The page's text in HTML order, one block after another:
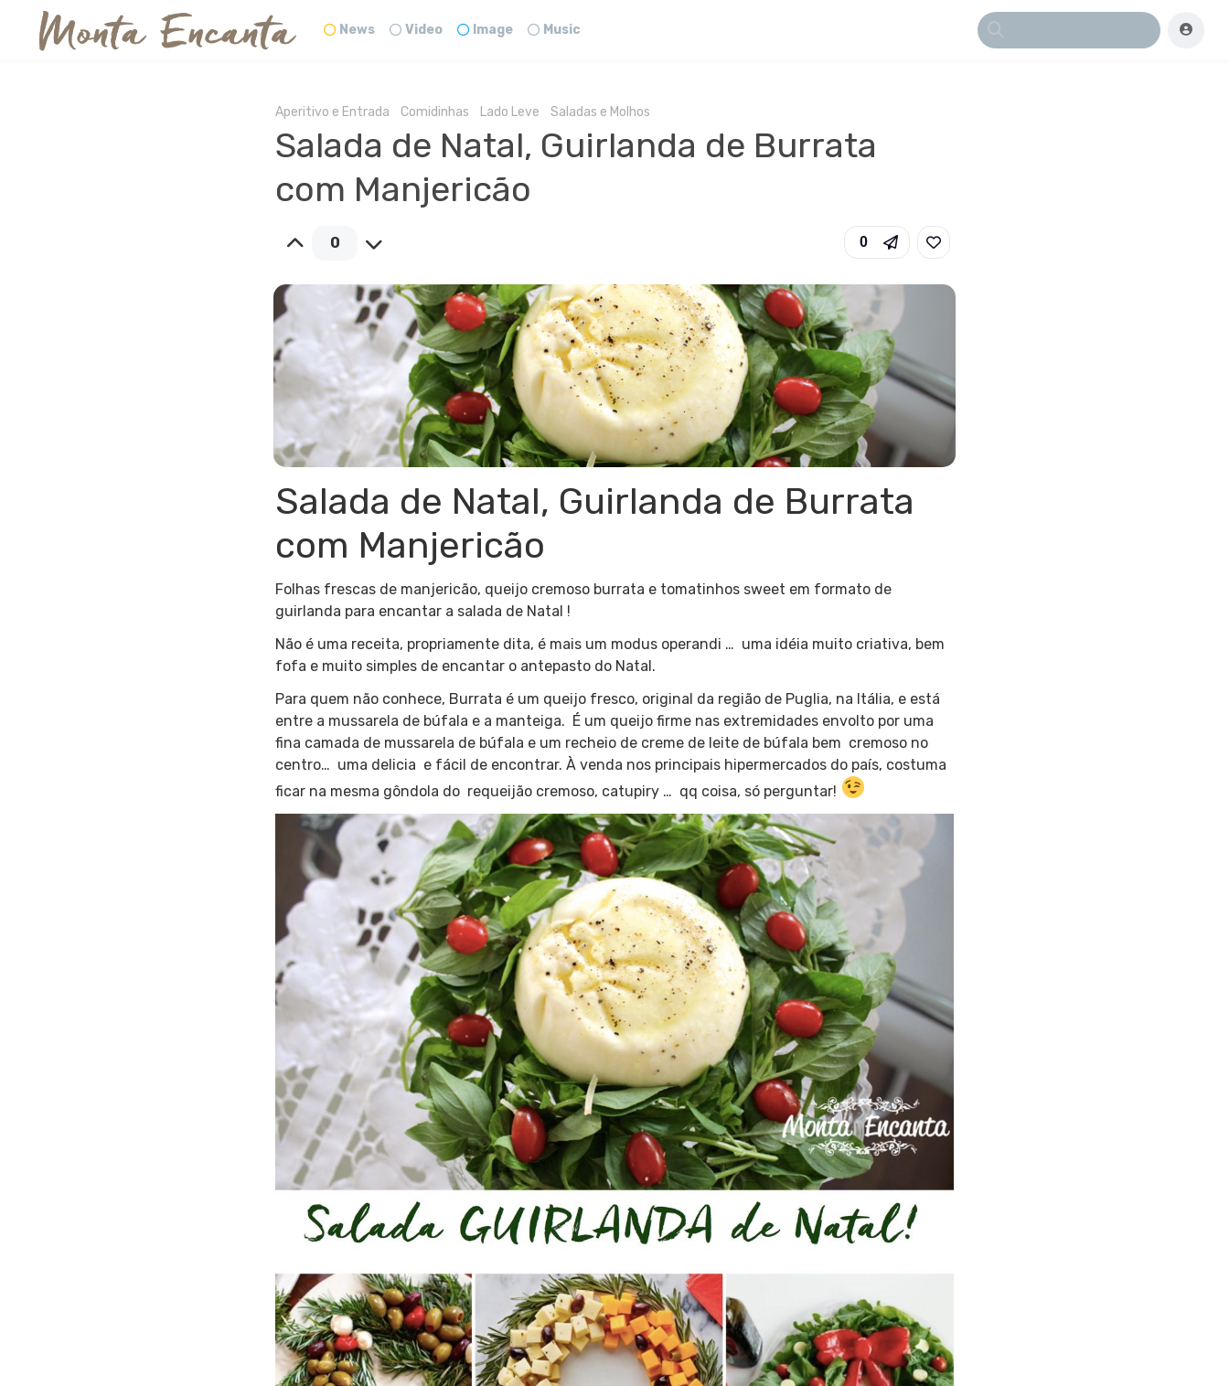
News Video Image Music
Aperitivo e Entrada Comidinhas Lado Leve Saladas e Molhos
Salada de Natal, Guirlanda de Burrata
com Manjericão
0 0
Salada de Natal, Guirlanda de Burrata
com Manjericão
Folhas frescas de manjericão, queijo cremoso burrata e tomatinhos sweet em formato de
guirlanda para encantar a salada de Natal !
Não é uma receita, propriamente dita, é mais um modus operandi … uma idéia muito criativa, bem
fofa e muito simples de encantar o antepasto do Natal.
Para quem não conhece, Burrata é um queijo fresco, original da região de Puglia, na Itália, e está
entre a mussarela de búfala e a manteiga. É um queijo firme nas extremidades envolto por uma
fina camada de mussarela de búfala e um recheio de creme de leite de búfala bem cremoso no
centro… uma delicia e fácil de encontrar. À venda nos principais hipermercados do país, costuma
ficar na mesma gôndola do requeijão cremoso, catupiry … qq coisa, só perguntar!